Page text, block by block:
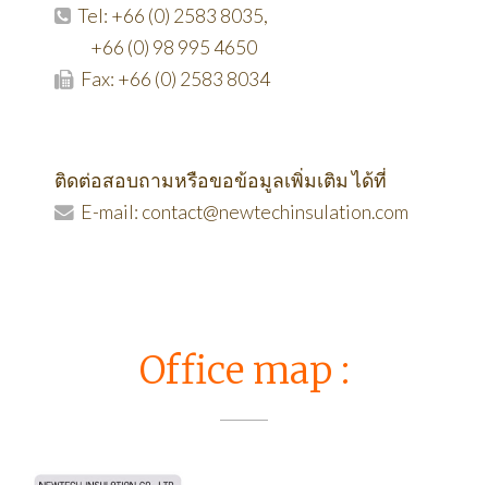
Tel: +66 (0) 2583 8035,
+66 (0) 98 995 4650
Fax: +66 (0) 2583 8034
ติดต่อสอบถามหรือขอข้อมูลเพิ่มเติม ได้ที่
E-mail: contact@newtechinsulation.com
Office map :